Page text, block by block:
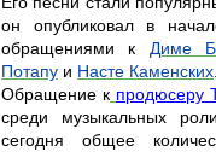
он опубликовал в
обращениями к Диме
Потапу и Насте Каменских
Обращение к продюсеру
среди музыкальных
сегодня общее